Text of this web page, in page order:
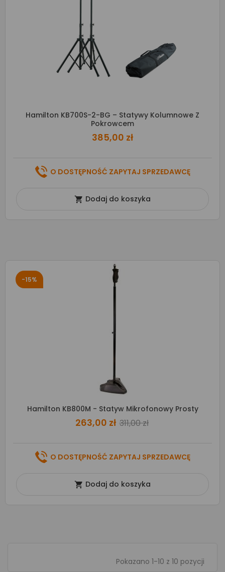
Hamilton KB700S-2-BG – Statywy Kolumnowe Z
Pokrowcem
385,00 zł
O DOSTĘPNOŚĆ ZAPYTAJ SPRZEDAWCĘ
 Dodaj do koszyka
-15%
Hamilton KB800M - Statyw Mikrofonowy Prosty
263,00 zł 311,00 zł
O DOSTĘPNOŚĆ ZAPYTAJ SPRZEDAWCĘ
 Dodaj do koszyka
Pokazano 1-10 z 10 pozycji